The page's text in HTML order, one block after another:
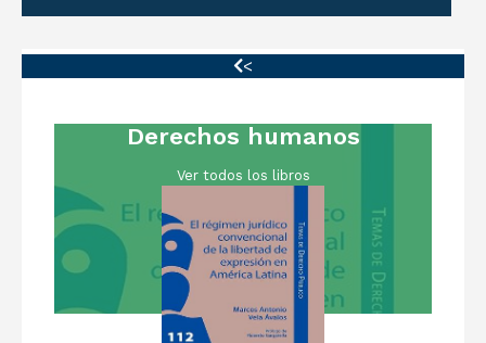
<
Derechos humanos
Ver todos los libros